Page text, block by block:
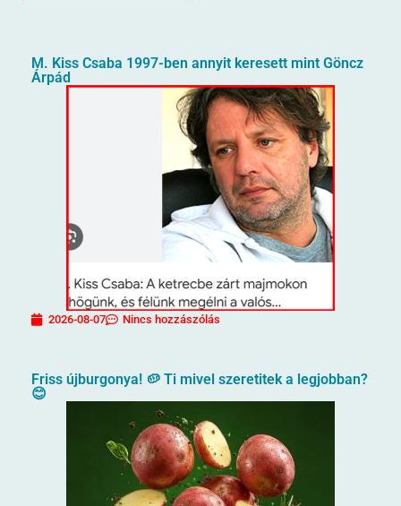
M. Kiss Csaba 1997-ben annyit keresett mint Göncz
Árpád
2026-08-07 Nincs hozzászólás
Friss újburgonya! 🥔 Ti mivel szeretitek a legjobban?
😊